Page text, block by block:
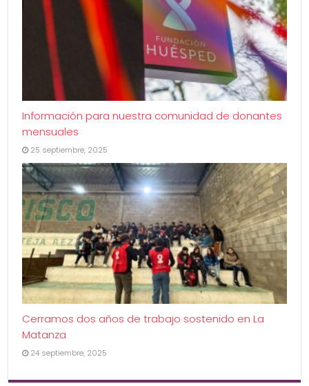
Información para nuestra comunidad de donantes
mensuales
25 septiembre, 2025
Cerramos dos años de trabajo sostenido en La
Matanza
24 septiembre, 2025